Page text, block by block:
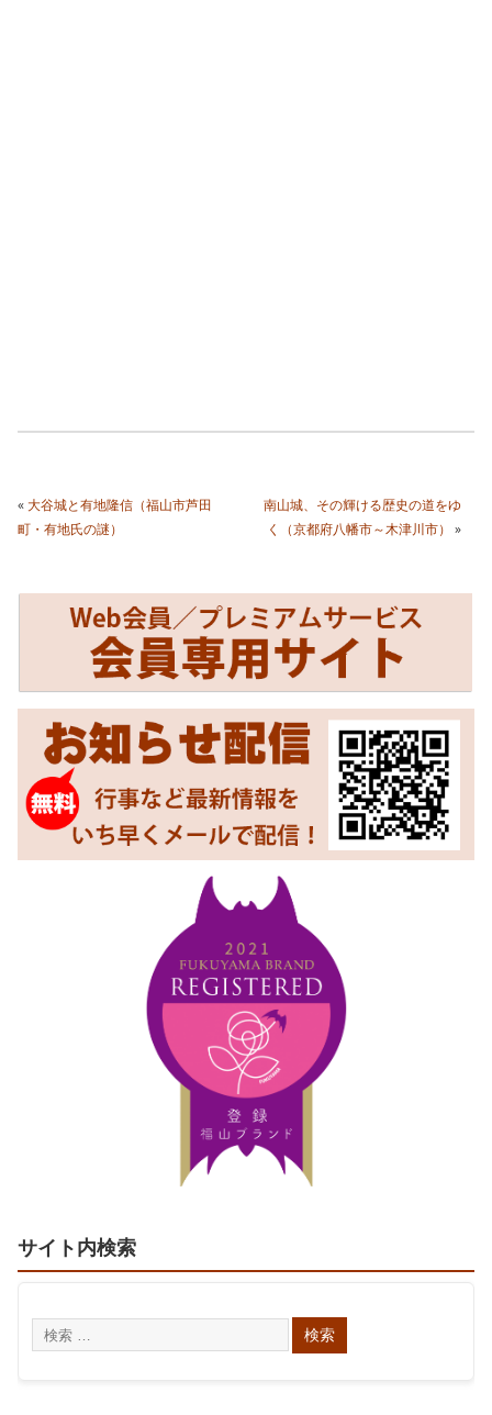
«大谷城と有地隆信（福山市芦田
町・有地氏の謎）
南山城、その輝ける歴史の道をゆ
く（京都府八幡市～木津川市） »
サイト内検索